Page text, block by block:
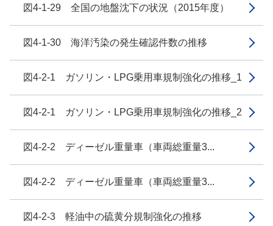
図4-1-29 全国の地盤沈下の状況（2015年度）
図4-1-30 海洋汚染の発生確認件数の推移
図4-2-1 ガソリン・LPG乗用車規制強化の推移_1
図4-2-1 ガソリン・LPG乗用車規制強化の推移_2
図4-2-2 ディーゼル重量車（車両総重量3...
図4-2-2 ディーゼル重量車（車両総重量3...
図4-2-3 軽油中の硫黄分規制強化の推移